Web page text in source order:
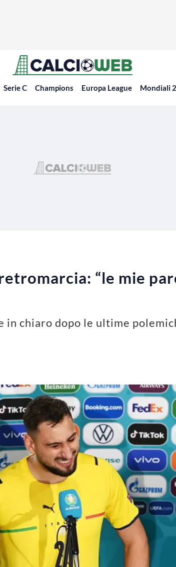
Serie C Champions Europa League Mondiali
“le mie
in chiaro dopo le ultime